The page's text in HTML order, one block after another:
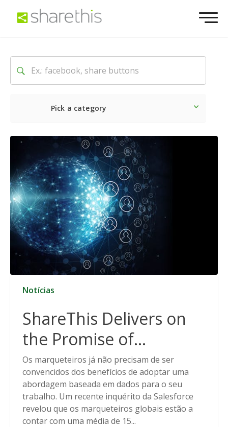
Pick a category
O mais recente Social
Notícias
ShareThis Delivers on
the Promise of
Cookieless Data
Solutions
Os marqueteiros já não precisam de ser
convencidos dos benefícios de adoptar uma
abordagem baseada em dados para o seu
trabalho. Um recente inquérito da Salesforce
revelou que os marqueteiros globais estão a
contar com uma média de 15...